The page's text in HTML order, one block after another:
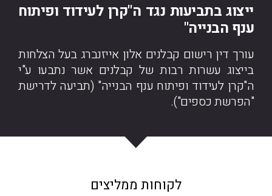
ייצוג בתביעות נגד ה"קרן לעידוד ופיתוח
ענף הבנייה"
עורך דין רישום קבלנים אלון אייזנברג בעל הצלחות
בייצוג עשרות רבות של קבלנים אשר נתבעו ע"י
ה"קרן לעידוד ופיתוח ענף הבנייה" (תביעה לדרישת
"הפרשת כספים").
לקוחות ממליצים